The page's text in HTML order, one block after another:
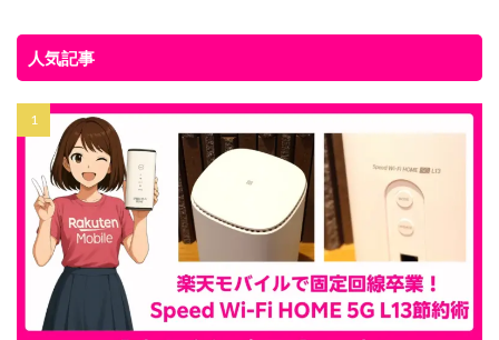
人気記事